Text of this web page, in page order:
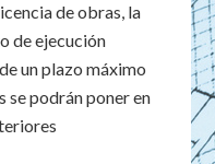
de obras, la
de ejecución
un plazo máximo
se podrán poner en